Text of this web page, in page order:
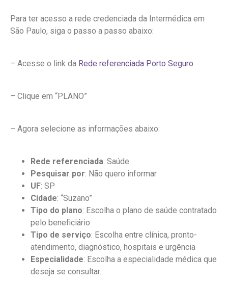
Para ter acesso a rede credenciada da Intermédica em
São Paulo, siga o passo a passo abaixo:
– Acesse o link da Rede referenciada Porto Seguro
– Clique em “PLANO”
– Agora selecione as informações abaixo:
Rede referenciada: Saúde
Pesquisar por: Não quero informar
UF: SP
Cidade: “Suzano”
Tipo do plano: Escolha o plano de saúde contratado
pelo beneficiário
Tipo de serviço: Escolha entre clínica, pronto-
atendimento, diagnóstico, hospitais e urgência
Especialidade: Escolha a especialidade médica que
deseja se consultar.